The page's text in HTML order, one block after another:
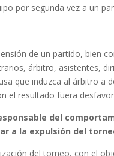
por segunda vez a un
de un partido, bien
árbitro, asistentes,
que induzca al árbitro a
el resultado fuera
del
a la expulsión del
del torneo, con el